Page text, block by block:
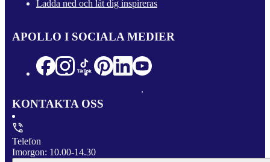
Ladda ned och låt dig inspireras
APOLLO I SOCIALA MEDIER
KONTAKTA OSS
Telefon
Imorgon: 10.00-14.30